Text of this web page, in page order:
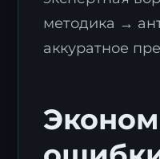
методика →
аккуратное